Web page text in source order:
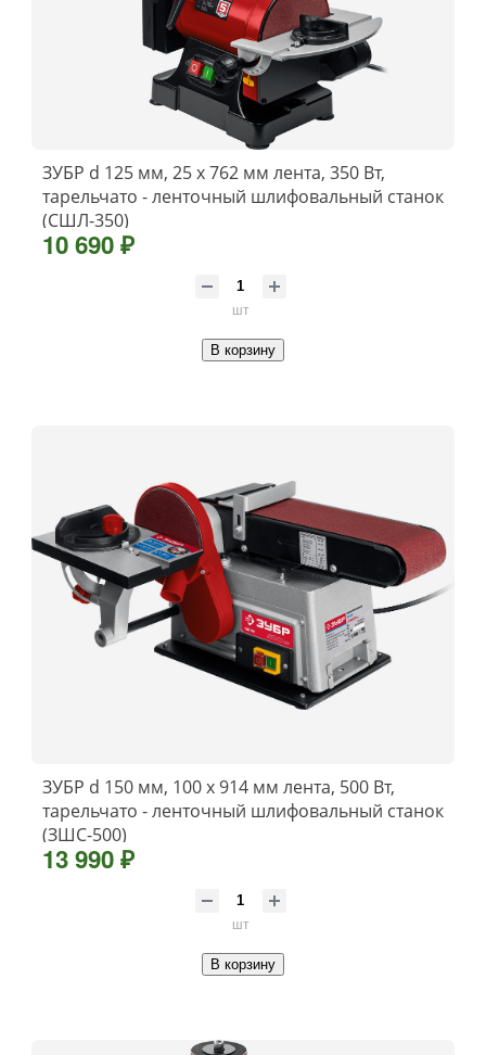
ЗУБР d 125 мм, 25 х 762 мм лента, 350 Вт,
тарельчато - ленточный шлифовальный станок
(СШЛ-350)
10 690 ₽
шт
В корзину
ЗУБР d 150 мм, 100 х 914 мм лента, 500 Вт,
тарельчато - ленточный шлифовальный станок
(ЗШС-500)
13 990 ₽
шт
В корзину